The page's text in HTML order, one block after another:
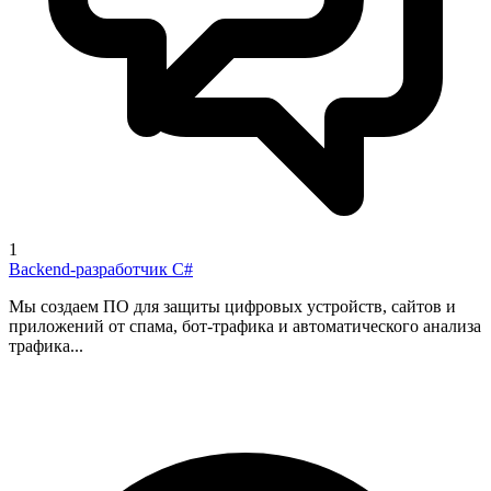
1
Backend-разработчик C#
Мы создаем ПО для защиты цифровых устройств, сайтов и
приложений от спама, бот-трафика и автоматического анализа
трафика...